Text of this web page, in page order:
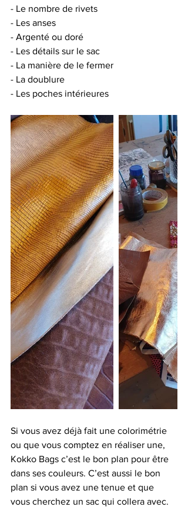
- Le nombre de rivets
- Les anses
- Argenté ou doré
- Les détails sur le sac
- La manière de le fermer
- La doublure
- Les poches intérieures
Si vous avez déjà fait une colorimétrie
ou que vous comptez en réaliser une,
Kokko Bags c’est le bon plan pour être
dans ses couleurs. C’est aussi le bon
plan si vous avez une tenue et que
vous cherchez un sac qui collera avec.